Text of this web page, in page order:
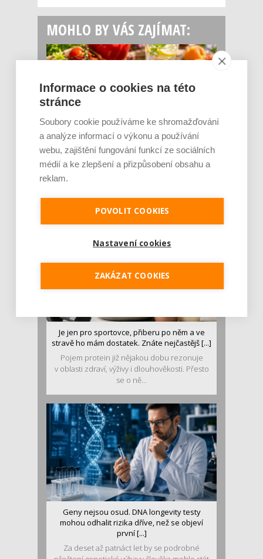
MOHLO BY VÁS ZAJÍMAT:
Rajčata, borůvky nebo ořechy. Potraviny,
které v létě pomáhají hormonům a ulevuj [...]
Léto je ideálním časem dopřát hormonům
luštěniny jsou práv...
Je jen pro sportovce, přiberu po něm a ve
stravě ho mám dostatek. Znáte nejčastějš [...]
Pojem protein již nějakou dobu rezonuje
v oblasti zdraví, výživy i dlouhověkosti. Přesto
se o ně...
Geny nejsou osud. DNA longevity testy
mohou odhalit rizika dříve, než se objeví
první [...]
Za deset až patnáct let by se podrobné
Informace o cookies na této
stránce
Soubory cookie používáme ke shromažďování
a analýze informací o výkonu a používání
webu, zajištění fungování funkcí ze sociálních
médií a ke zlepšení a přizpůsobení obsahu a
reklam.
POVOLIT COOKIES
Nastavení cookies
ZAKÁZAT COOKIES